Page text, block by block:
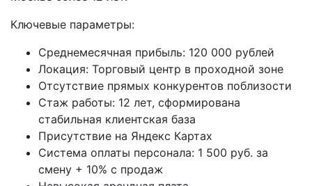
Ключевые параметры:
Среднемесячная прибыль: 120 000 рублей
Локация: Торговый центр в проходной зоне
Отсутствие прямых конкурентов поблизости
Стаж работы: 12 лет, сформирована
стабильная клиентская база
Присутствие на Яндекс Картах
Система оплаты персонала: 1 500 руб. за
смену + 10% с продаж